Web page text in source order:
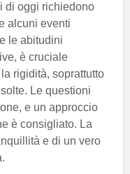
di oggi richiedono
alcuni eventi
le abitudini
è cruciale
rigidità, soprattutto
Le questioni
e un approccio
è consigliato. La
e di un vero